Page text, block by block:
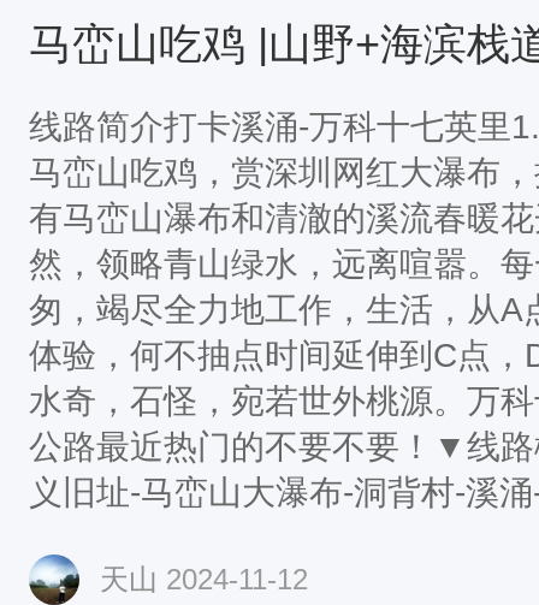
回动车含自理自理家导游有权根
览顺序第 1 天 深圳北>>广州南
马峦山吃鸡 |山野+海滨栈
线路简介打卡溪涌-万科十七英里
马峦山吃鸡，赏深圳网红大瀑布
有马峦山瀑布和清澈的溪流春暖
然，领略青山绿水，远离喧嚣。
匆，竭尽全力地工作，生活，从A
体验，何不抽点时间延伸到C点，
水奇，石怪，宛若世外桃源。万
公路最近热门的不要不要！▼线
义旧址-马峦山大瀑布-洞背村-溪
家菜在这里可以吃到无公害蔬菜
天山 2024-11-12